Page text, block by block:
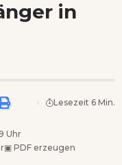
in
Uhr
▣ PDF erzeugen
Lesezeit 6 Min.